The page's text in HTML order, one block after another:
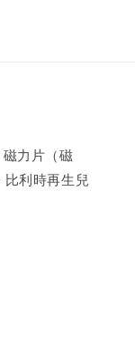
力片（磁
利時再生兒